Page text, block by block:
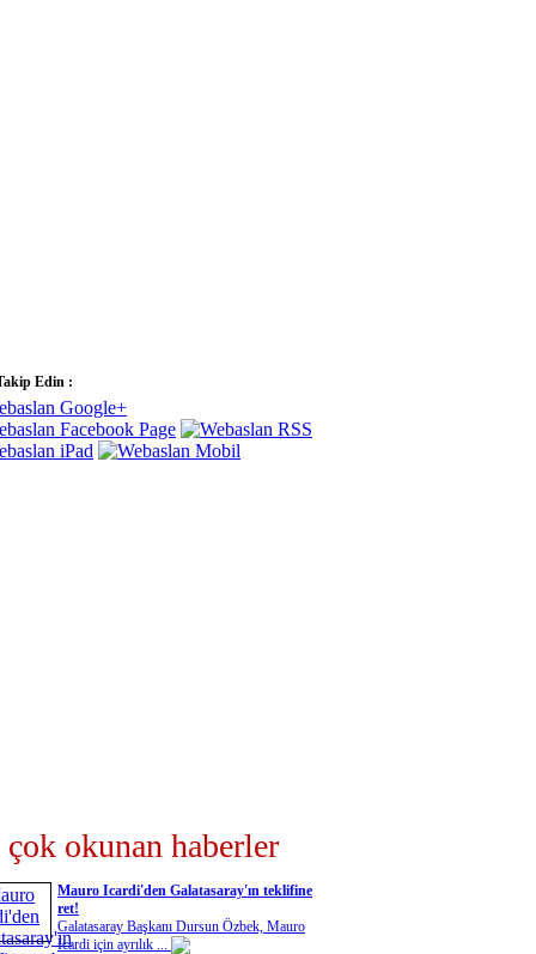
Edin :
çok okunan haberler
Mauro Icardi'den Galatasaray'ın teklifine
ret!
Galatasaray Başkanı Dursun Özbek, Mauro
Icardi için ayrılık ...